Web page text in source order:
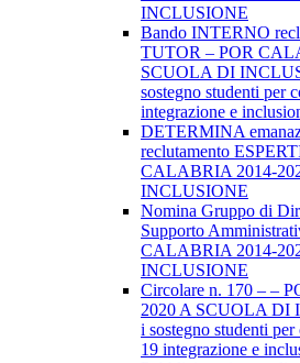
INCLUSIONE
Bando INTERNO
TUTOR – POR
SCUOLA DI
sostegno studenti per
integrazione e
DETERMINA
reclutamento
CALABRIA 2014-
INCLUSIONE
Nomina Gruppo di
Supporto
CALABRIA 2014-
INCLUSIONE
Circolare n. 170 – –
2020 A SCUOLA DI
i sostegno studenti
19 integrazione e